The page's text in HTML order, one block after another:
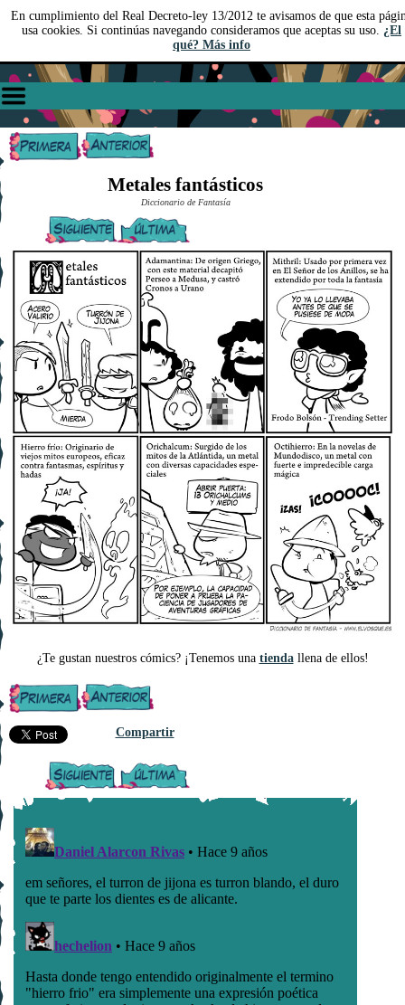
En cumplimiento del Real Decreto-ley 13/2012 te avisamos de que esta
usa cookies. Si continúas navegando consideramos que aceptas su uso. ¿El
qué? Más info
Metales fantásticos
Diccionario de Fantasía
¿Te gustan nuestros cómics? ¡Tenemos una tiendallena de ellos!
Compartir